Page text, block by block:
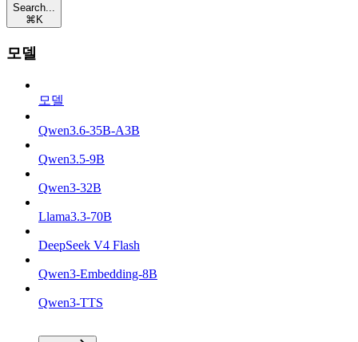
Search...
⌘ K
모델
모델
Qwen3.6-35B-A3B
Qwen3.5-9B
Qwen3-32B
Llama3.3-70B
DeepSeek V4 Flash
Qwen3-Embedding-8B
Qwen3-TTS